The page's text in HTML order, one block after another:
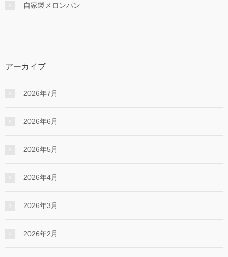
自家製メロンパン
アーカイブ
2026年7月
2026年6月
2026年5月
2026年4月
2026年3月
2026年2月